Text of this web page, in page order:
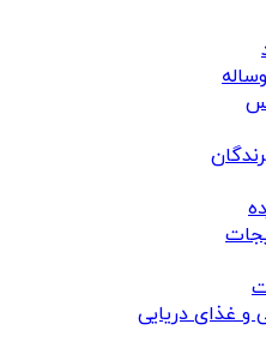
و غذای دریایی